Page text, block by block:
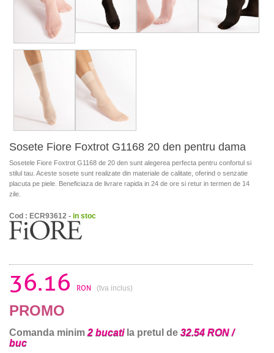
Sosete Fiore Foxtrot G1168 20 den pentru dama
Sosetele Fiore Foxtrot G1168 de 20 den sunt alegerea perfecta pentru confortul si
stilul tau. Aceste sosete sunt realizate din materiale de calitate, oferind o senzatie
placuta pe piele. Beneficiaza de livrare rapida in 24 de ore si retur in termen de 14
zile.
Cod : ECR93612 - in stoc
36.16 RON (tva inclus)
PROMO
Comanda minim 2 bucatila pretul de 32.54 RON /
buc